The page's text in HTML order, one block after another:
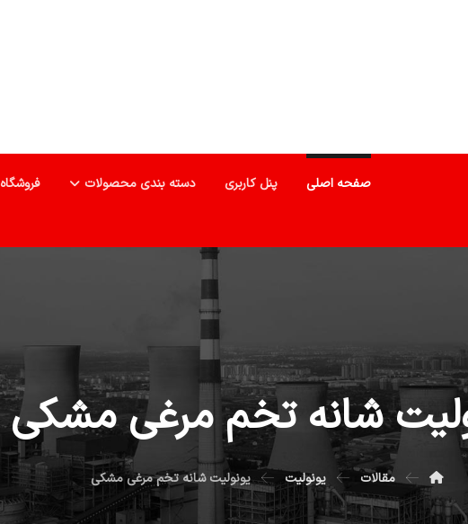
صفحه اصلی پنل کاربری دسته بندی محصولات فروشگاه
شانه تخم مرغی مشکی
مقالات یونولیت یونولیت شانه تخم مرغی مشکی